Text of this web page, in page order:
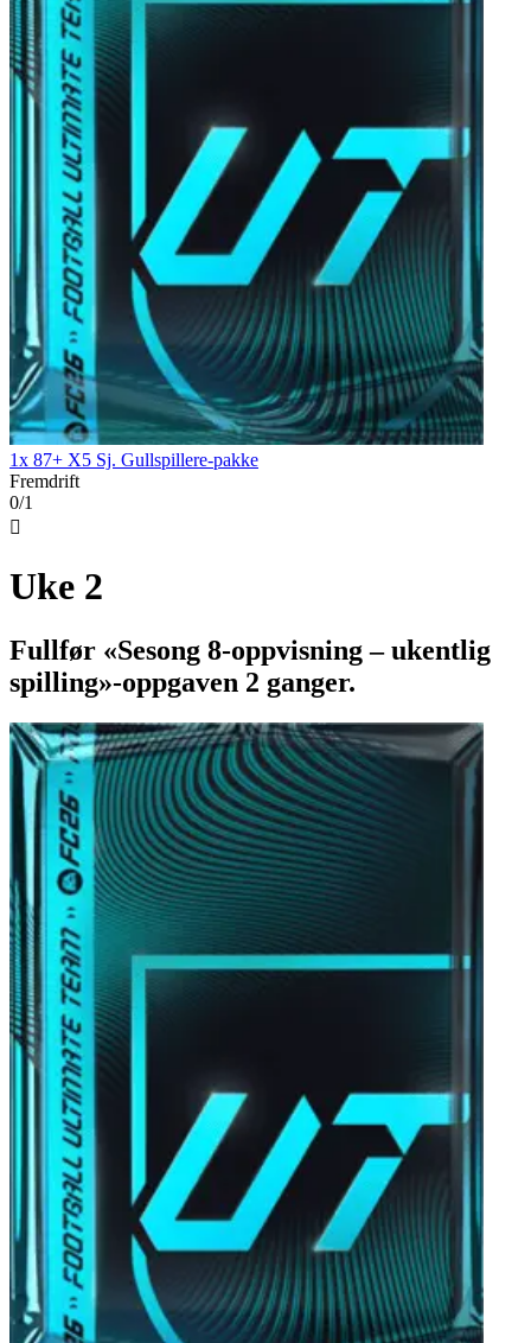
1x 87+ X5 Sj. Gullspillere-pakke
Fremdrift
0/1

Uke 2
Fullfør «Sesong 8-oppvisning – ukentlig
spilling»-oppgaven 2 ganger.